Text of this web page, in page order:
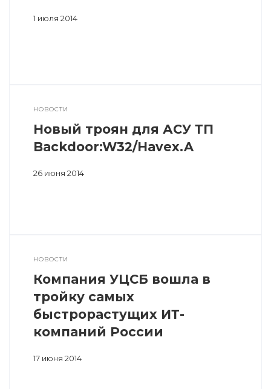
1 июля 2014
НОВОСТИ
Новый троян для АСУ ТП
Backdoor:W32/Havex.A
26 июня 2014
НОВОСТИ
Компания УЦСБ вошла в
тройку самых
быстрорастущих ИТ-
компаний России
17 июня 2014